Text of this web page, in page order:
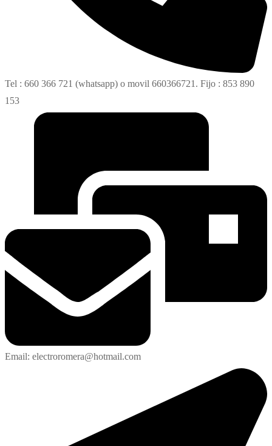
Tel : 660 366 721 (whatsapp) o movil 660366721. Fijo : 853 890
153
Email: electroromera@hotmail.com